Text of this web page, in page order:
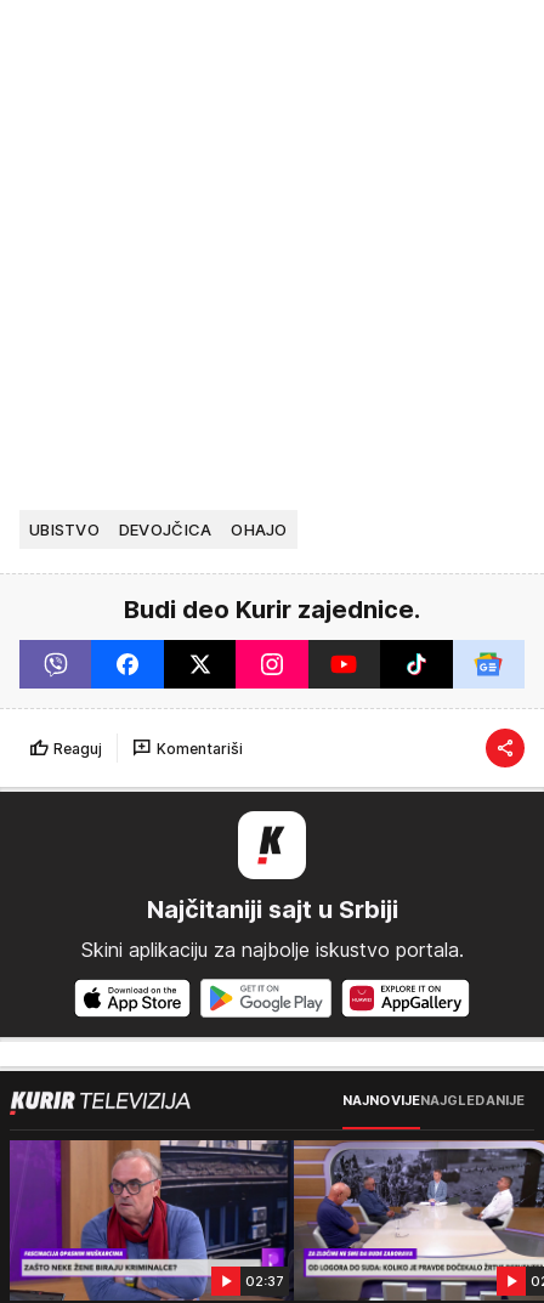
UBISTVO DEVOJČICA OHAJO
Budi deo Kurir zajednice.
Reaguj Komentariši
Najčitaniji sajt u Srbiji
Skini aplikaciju za najbolje iskustvo portala.
NAJNOVIJENAJGLEDANIJE
02:37